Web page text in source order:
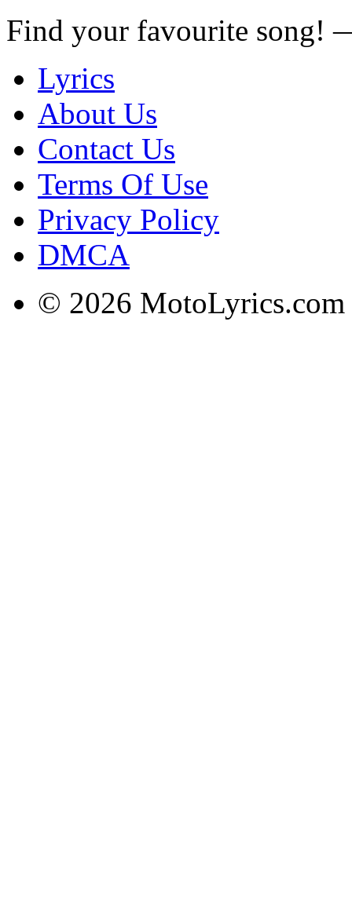
Find your favourite song!
Lyrics
About Us
Contact Us
Terms Of Use
Privacy Policy
DMCA
© 2026 MotoLyrics.com